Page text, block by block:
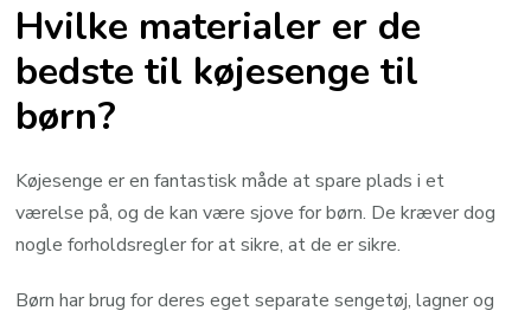
Hvilke materialer er de
bedste til køjesenge til
børn?
Køjesenge er en fantastisk måde at spare plads i et
værelse på, og de kan være sjove for børn. De kræver dog
nogle forholdsregler for at sikre, at de er sikre.
Børn har brug for deres eget separate sengetøj, lagner og